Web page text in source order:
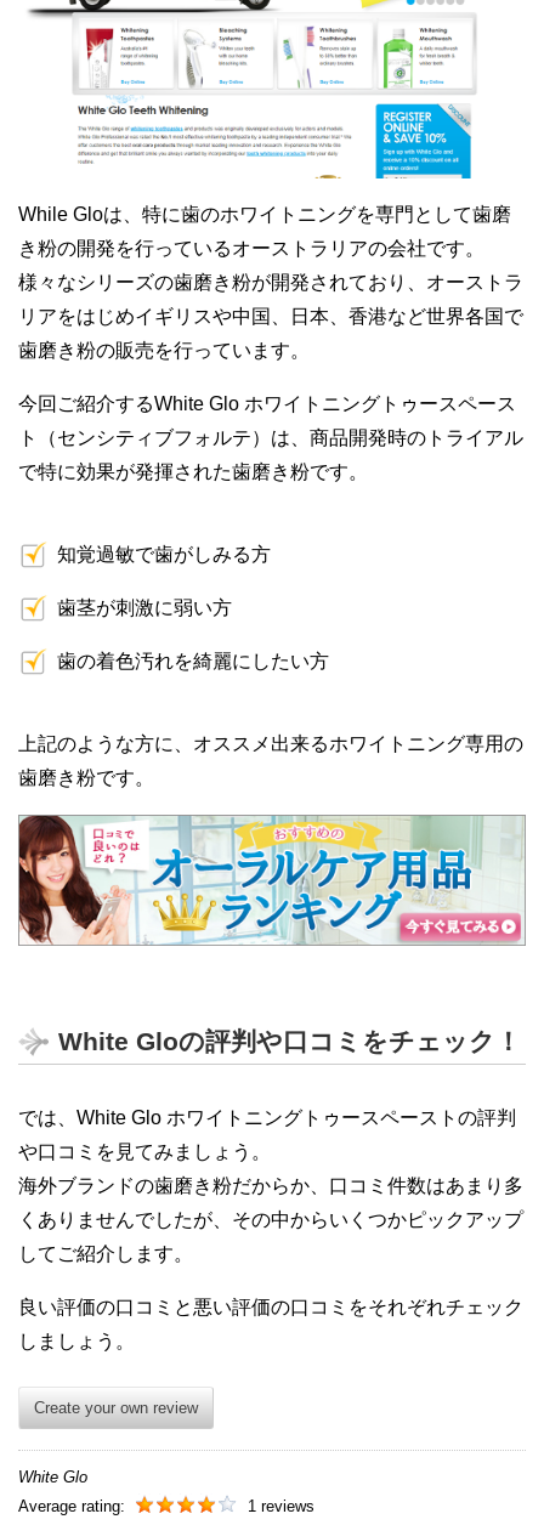
While Gloは、特に歯のホワイトニングを専門として歯磨
き粉の開発を行っているオーストラリアの会社です。
様々なシリーズの歯磨き粉が開発されており、オーストラ
リアをはじめイギリスや中国、日本、香港など世界各国で
歯磨き粉の販売を行っています。
今回ご紹介するWhite Glo ホワイトニングトゥースペース
ト（センシティブフォルテ）は、商品開発時のトライアル
で特に効果が発揮された歯磨き粉です。
知覚過敏で歯がしみる方
歯茎が刺激に弱い方
歯の着色汚れを綺麗にしたい方
上記のような方に、オススメ出来るホワイトニング専用の
歯磨き粉です。
White Gloの評判や口コミをチェック！
では、White Glo ホワイトニングトゥースペーストの評判
や口コミを見てみましょう。
海外ブランドの歯磨き粉だからか、口コミ件数はあまり多
くありませんでしたが、その中からいくつかピックアップ
してご紹介します。
良い評価の口コミと悪い評価の口コミをそれぞれチェック
しましょう。
Create your own review
White Glo
Average rating:
1 reviews